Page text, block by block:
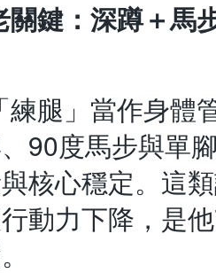
關鍵：深蹲＋馬
練腿」當作身體
90度馬步與單
核心穩定。這
動力下降，是